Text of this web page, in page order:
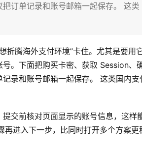
订单记录和账号邮箱一起保存。 这类
折腾海外支付环境”卡住。尤其是要用
。下面把购买卡密、获取 Session、
录和账号邮箱一起保存。 这类国内支
交前核对页面显示的账号信息，这样
进入下一步，比同时打开多个方案更